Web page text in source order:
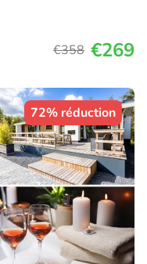
€358 €269
72% réduction